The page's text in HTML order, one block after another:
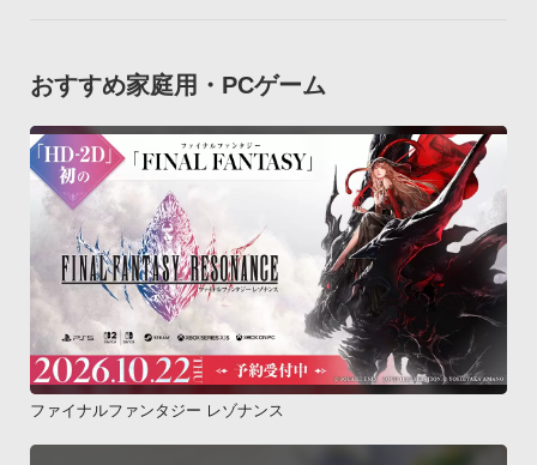
おすすめ家庭用・PCゲーム
ファイナルファンタジー レゾナンス